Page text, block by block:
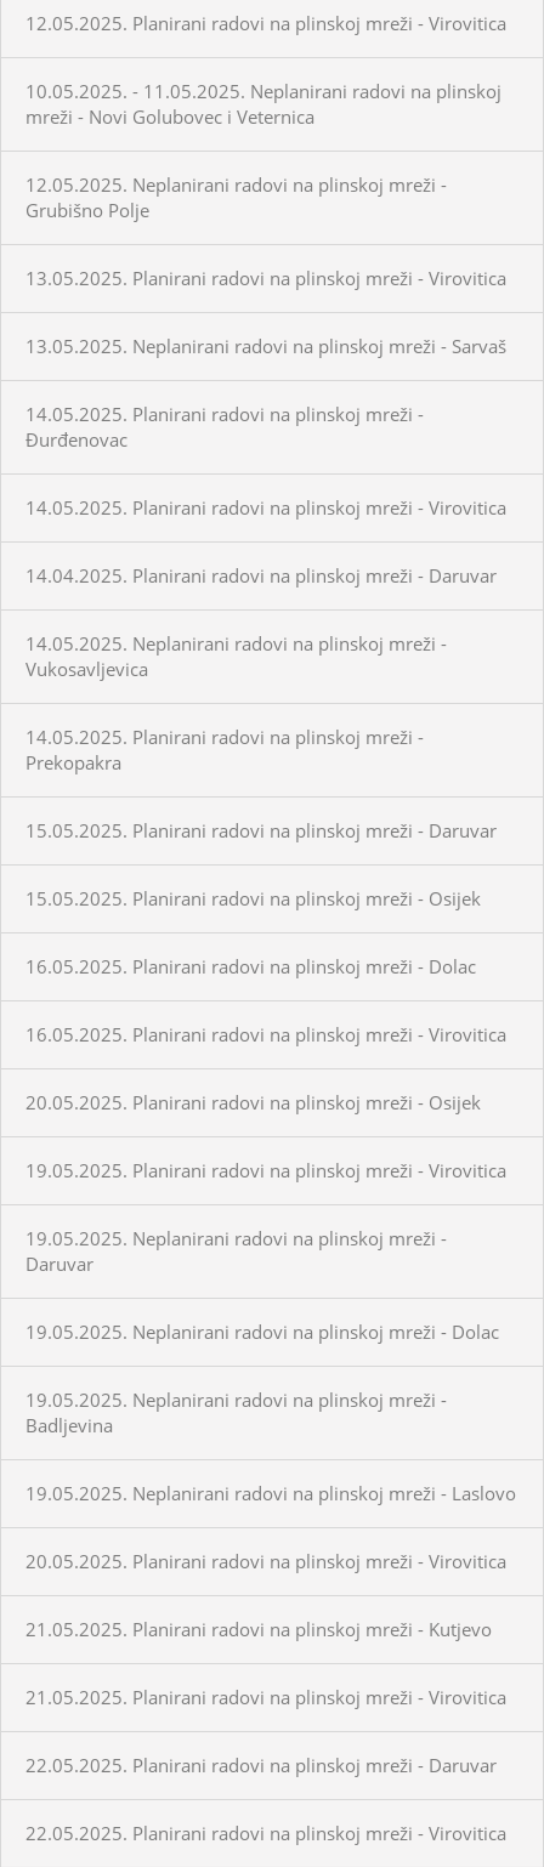
12.05.2025. Planirani radovi na plinskoj mreži - Virovitica
10.05.2025. - 11.05.2025. Neplanirani radovi na plinskoj
mreži - Novi Golubovec i Veternica
12.05.2025. Neplanirani radovi na plinskoj mreži -
Grubišno Polje
13.05.2025. Planirani radovi na plinskoj mreži - Virovitica
13.05.2025. Neplanirani radovi na plinskoj mreži - Sarvaš
14.05.2025. Planirani radovi na plinskoj mreži -
Đurđenovac
14.05.2025. Planirani radovi na plinskoj mreži - Virovitica
14.04.2025. Planirani radovi na plinskoj mreži - Daruvar
14.05.2025. Neplanirani radovi na plinskoj mreži -
Vukosavljevica
14.05.2025. Planirani radovi na plinskoj mreži -
Prekopakra
15.05.2025. Planirani radovi na plinskoj mreži - Daruvar
15.05.2025. Planirani radovi na plinskoj mreži - Osijek
16.05.2025. Planirani radovi na plinskoj mreži - Dolac
16.05.2025. Planirani radovi na plinskoj mreži - Virovitica
20.05.2025. Planirani radovi na plinskoj mreži - Osijek
19.05.2025. Planirani radovi na plinskoj mreži - Virovitica
19.05.2025. Neplanirani radovi na plinskoj mreži -
Daruvar
19.05.2025. Neplanirani radovi na plinskoj mreži - Dolac
19.05.2025. Neplanirani radovi na plinskoj mreži -
Badljevina
19.05.2025. Neplanirani radovi na plinskoj mreži - Laslovo
20.05.2025. Planirani radovi na plinskoj mreži - Virovitica
21.05.2025. Planirani radovi na plinskoj mreži - Kutjevo
21.05.2025. Planirani radovi na plinskoj mreži - Virovitica
22.05.2025. Planirani radovi na plinskoj mreži - Daruvar
22.05.2025. Planirani radovi na plinskoj mreži - Virovitica